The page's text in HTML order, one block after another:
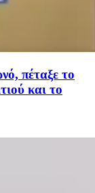
πέταξε το
και το